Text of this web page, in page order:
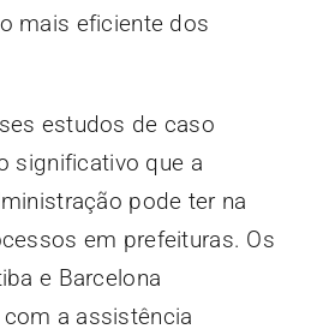
mais eficiente dos
estudos de caso
significativo que a
pode ter na
em prefeituras. Os
e Barcelona
a assistência